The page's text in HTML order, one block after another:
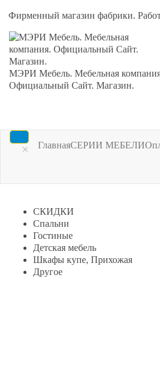
Фирменный магазин фабрики.
МЭРИ Мебель. Мебельная
Официальный Сайт. Магазин.
× ГлавнаяСЕРИИ МЕБЕЛИ
СКИДКИ
Спальни
Гостиные
Детская мебель
Шкафы купе, Прихожая
Другое